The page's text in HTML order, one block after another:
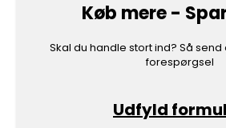
Køb mere -
Skal du handle stort ind? Så
forespørgsel
Udfyld